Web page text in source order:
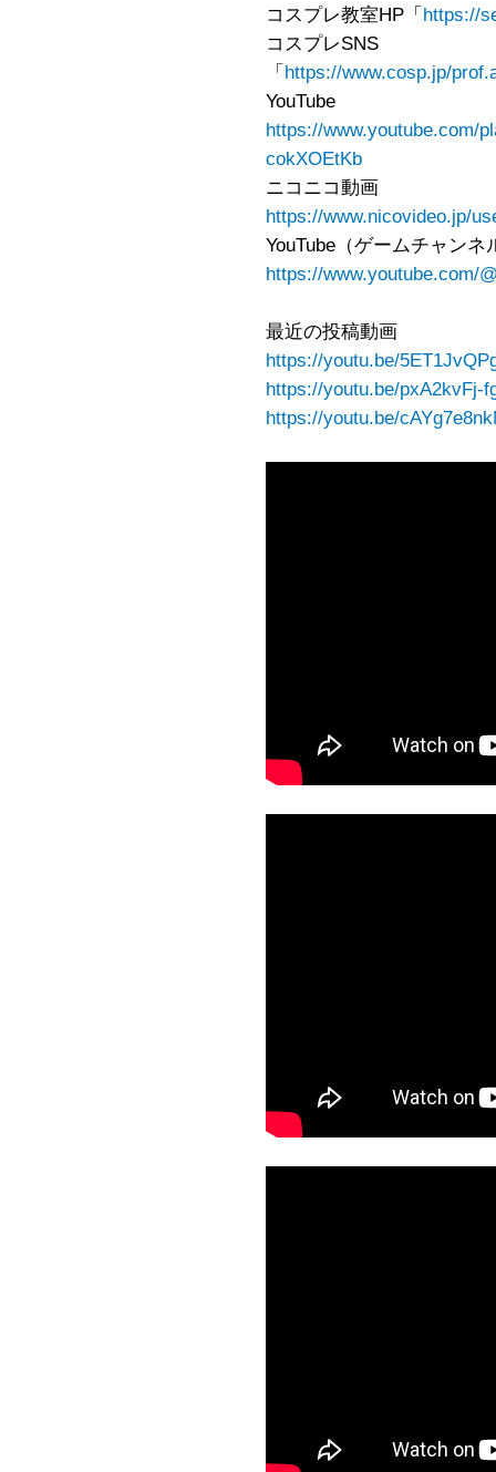
コスプレ教室HP「 https://
コスプレSNS
「 https://www.cosp.jp/
YouTube
https://www.youtube.com/
cokXOEtKb
ニコニコ動画
https://www.nicovideo.jp/
YouTube（ゲームチャンネ
https://www.youtube.com/
最近の投稿動画
https://youtu.be/
https://youtu.be/pxA2kvFj-
https://youtu.be/